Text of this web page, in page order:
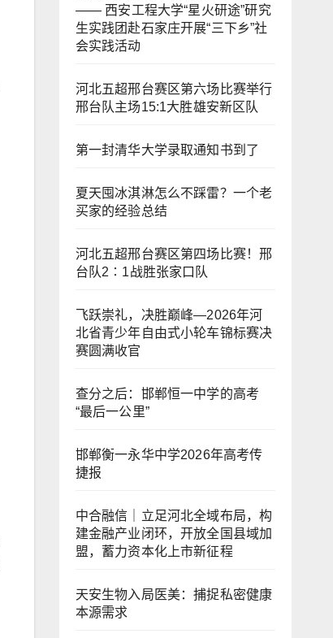
—— 西安工程大学“星火研途”研究
生实践团赴石家庄开展“三下乡”社
会实践活动
河北五超邢台赛区第六场比赛举行
邢台队主场15:1大胜雄安新区队
第一封清华大学录取通知书到了
夏天囤冰淇淋怎么不踩雷？一个老
买家的经验总结
河北五超邢台赛区第四场比赛！邢
台队2∶1战胜张家口队
飞跃崇礼，决胜巅峰—2026年河
北省青少年自由式小轮车锦标赛决
赛圆满收官
查分之后：邯郸恒一中学的高考
“最后一公里”
邯郸衡一永华中学2026年高考传
捷报
中合融信｜立足河北全域布局，构
建金融产业闭环，开放全国县域加
盟，蓄力资本化上市新征程
天安生物入局医美：捕捉私密健康
本源需求